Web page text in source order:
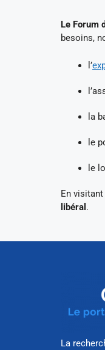
Le Forum
besoins,
l’
la
le
le
En
libéral .
La